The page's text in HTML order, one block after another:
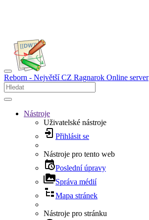
Reborn - Největší CZ Ragnarok Online server
Nástroje
Uživatelské nástroje
Přihlásit se
Nástroje pro tento web
Poslední úpravy
Správa médií
Mapa stránek
Nástroje pro stránku